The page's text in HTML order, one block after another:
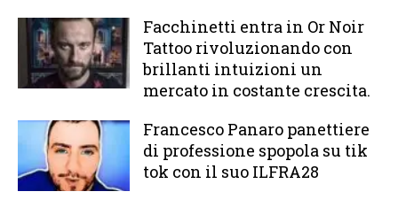
Facchinetti entra in Or Noir
Tattoo rivoluzionando con
brillanti intuizioni un
mercato in costante crescita.
Francesco Panaro panettiere
di professione spopola su tik
tok con il suo ILFRA28